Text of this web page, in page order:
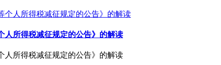
人所得税减征规定的公告》的解读
人所得税减征规定的公告》的解读